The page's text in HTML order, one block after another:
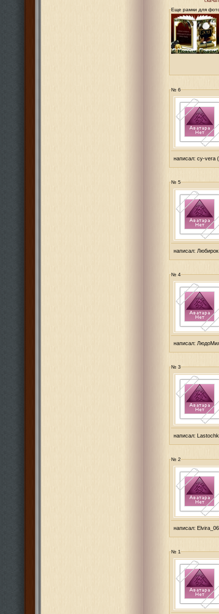
Еще рамки для
№ 6
написал: cy-vera
№ 5
написал: Любирок
№ 4
написал:
№ 3
написал:
№ 2
написал: Elvira_06
№ 1